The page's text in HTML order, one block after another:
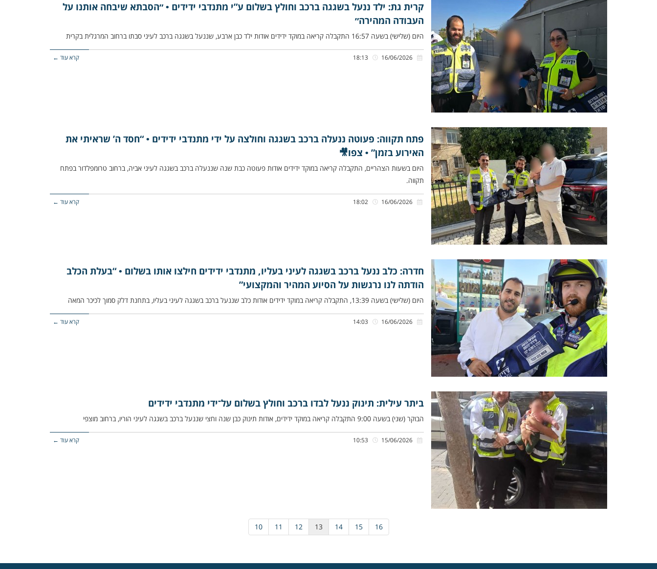
קרית גת: ילד ננעל בשגגה ברכב וחולץ בשלום ע”י מתנדבי ידידים • ״הסבתא שיבחה אותנו על
העבודה המהירה״
היום (שלישי) בשעה 16:57 התקבלה קריאה במוקד ידידים אודות ילד כבן ארבע, שננעל בשגגה ברכב לעיני סבתו ברחוב המרגלית בקרית
קרא עוד ←
פתח תקווה: פעוטה ננעלה ברכב בשגגה וחולצה על ידי מתנדבי ידידים • “חסד ה’ שראיתי את
האירוע בזמן” • צפו🎥
היום בשעות הצהריים, התקבלה קריאה במוקד ידידים אודות פעוטה כבת שנה שננעלה ברכב בשגגה לעיני אביה, ברחוב טרומפלדור בפתח
תקווה.
קרא עוד ←
חדרה: כלב ננעל ברכב בשגגה לעיני בעליו, מתנדבי ידידים חילצו אותו בשלום • “בעלת הכלב
הודתה לנו נרגשות על הסיוע המהיר והמקצועי”
היום (שלישי) בשעה 13:39, התקבלה קריאה במוקד ידידים אודות כלב שננעל ברכב בשגגה לעיני בעליו, בתחנת דלק סמוך לכיכר המאה
קרא עוד ←
ביתר עילית: תינוק ננעל לבדו ברכב וחולץ בשלום על־ידי מתנדבי ידידים
הבוקר (שני) בשעה 9:00 התקבלה קריאה במוקד ידידים, אודות תינוק כבן שנה וחצי שננעל ברכב בשגגה לעיני הוריו, ברחוב מוצפי
קרא עוד ←
10 11 12 13 14 15 16